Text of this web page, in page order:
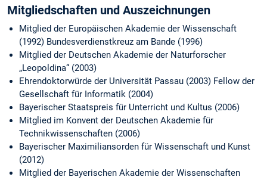
Mitgliedschaften und Auszeichnungen
Mitglied der Europäischen Akademie der Wissenschaft
(1992) Bundesverdienstkreuz am Bande (1996)
Mitglied der Deutschen Akademie der Naturforscher
„Leopoldina“ (2003)
Ehrendoktorwürde der Universität Passau (2003) Fellow der
Gesellschaft für Informatik (2004)
Bayerischer Staatspreis für Unterricht und Kultus (2006)
Mitglied im Konvent der Deutschen Akademie für
Technikwissenschaften (2006)
Bayerischer Maximiliansorden für Wissenschaft und Kunst
(2012)
Mitglied der Bayerischen Akademie der Wissenschaften